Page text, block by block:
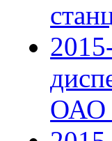
ОАО